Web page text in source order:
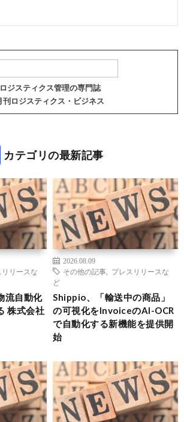
ロジスティクス管理の専門誌
刊ロジスティクス・ビジネス
カテゴリの最新記事
リリースな
流自動化
株式会社
2026.08.09
その他の記事
プレスリリースな
ど
Shippio、「輸送中の商品」
の可視化をInvoiceのAI-OCR
で自動化する新機能を提供開
始